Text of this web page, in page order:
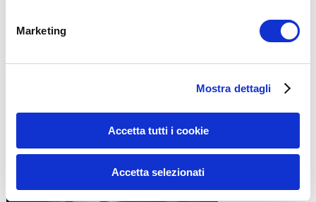
Marketing
Mostra dettagli
Accetta tutti i cookie
Accetta selezionati